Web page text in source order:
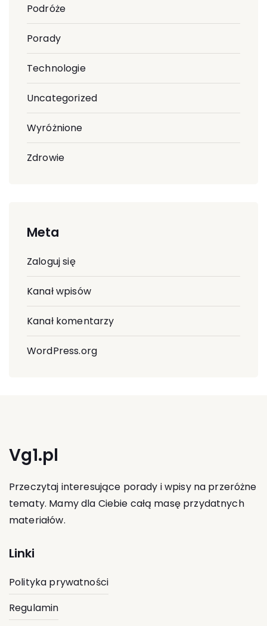
Podróże
Porady
Technologie
Uncategorized
Wyróżnione
Zdrowie
Meta
Zaloguj się
Kanał wpisów
Kanał komentarzy
WordPress.org
Vg1.pl
Przeczytaj interesujące porady i wpisy na przeróżne
tematy. Mamy dla Ciebie całą masę przydatnych
materiałów.
Linki
Polityka prywatności
Regulamin